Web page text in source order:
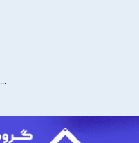
بیشتر ...